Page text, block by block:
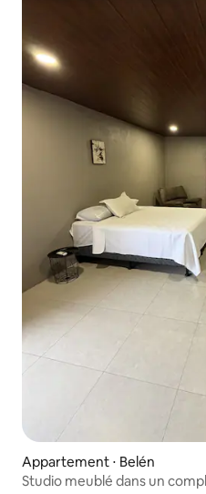
Appartement ⋅ Belén
Studio meublé dans un